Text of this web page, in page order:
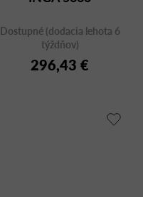
Dostupné (dodacia lehota 6
týždňov)
296,43 €